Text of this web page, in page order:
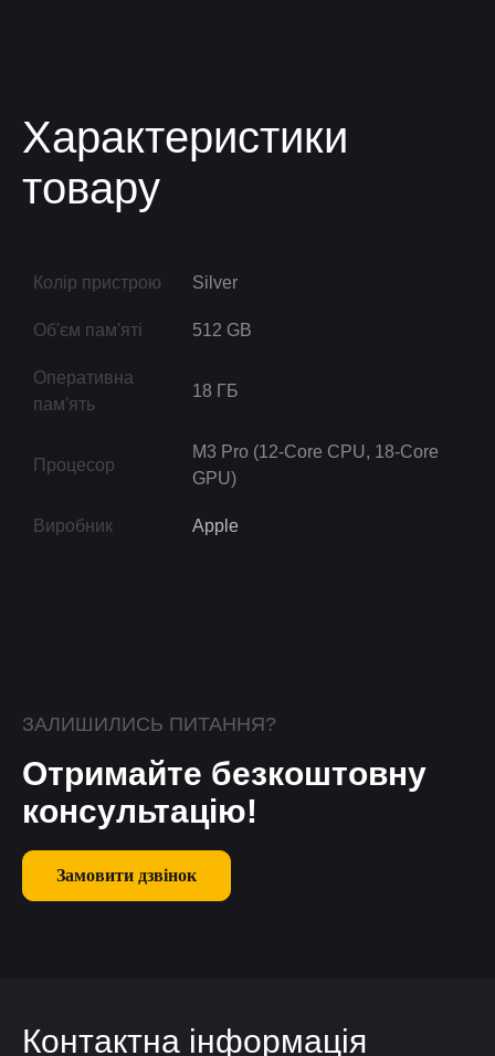
Характеристики
товару
Колір пристрою Silver
Об'єм пам'яті 512 GB
Оперативна
пам'ять
18 ГБ
Процесор
M3 Pro (12-Core CPU, 18-Core
GPU)
Виробник Apple
ЗАЛИШИЛИСЬ ПИТАННЯ?
Отримайте безкоштовну
консультацію!
Замовити дзвінок
Контактна інформація